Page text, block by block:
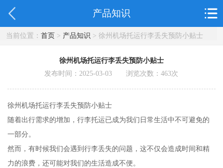
产品知识
当前位置： 首页> 产品知识 > 徐州机场托运行李丢失预防小贴士
徐州机场托运行李丢失预防小贴士
发布时间：2025-03-03 浏览次数：463次
徐州机场托运行李丢失预防小贴士
随着出行需求的增加，行李托运已成为我们日常生活中不可避免的
一部分。
然而，有时候我们会遇到行李丢失的问题，这不仅会造成时间和精
力的浪费，还可能对我们的生活造成不便。